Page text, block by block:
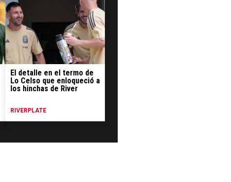
El detalle en el termo de
Lo Celso que enloqueció a
los hinchas de River
RIVERPLATE